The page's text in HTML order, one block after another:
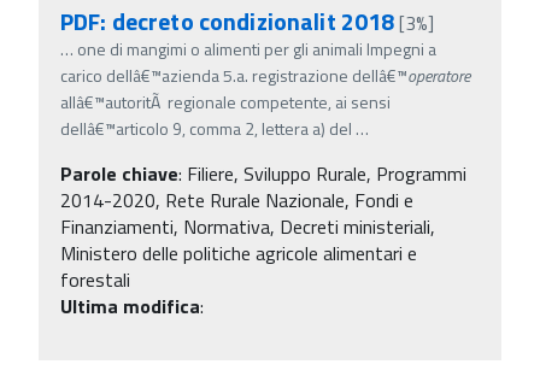
PDF: decreto condizionalit 2018[3%]
… one di mangimi o alimenti per gli animali Impegni a
carico dellâ€™azienda 5.a. registrazione dellâ€™operatore
allâ€™autoritÃ regionale competente, ai sensi
dellâ€™articolo 9, comma 2, lettera a) del …
Parole chiave: Filiere, Sviluppo Rurale, Programmi
2014-2020, Rete Rurale Nazionale, Fondi e
Finanziamenti, Normativa, Decreti ministeriali,
Ministero delle politiche agricole alimentari e
forestali
Ultima modifica: